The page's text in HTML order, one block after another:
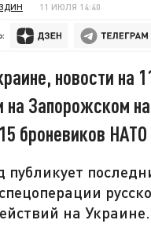
11 ИЮЛЯ 14:40
новости на
на Запорожском
броневиков НАТО
публикует
на Украине.